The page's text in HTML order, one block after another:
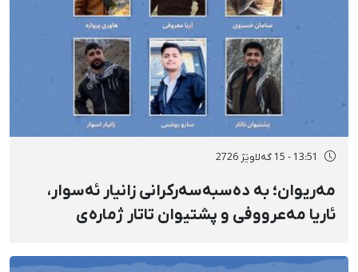
13:51 - 15 گەلاوێژ 2726
مەریوان؛ بە دەسبەسەرکرانی زانیار ئەسوار،
ئاریا مەعرووفی و پشتیوان تاتار ژمارەی
بۆ شەش کەس زیادی کرد